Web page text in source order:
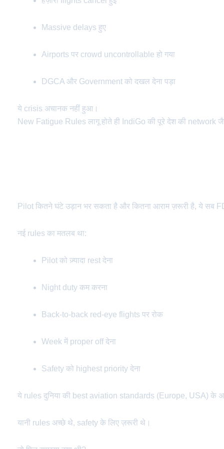
Massive delays हुए
Airports पर crowd uncontrollable हो गया
DGCA और Government को दखल देना पड़ा
ये crisis अचानक नहीं हुआ।
New Fatigue Rules लागू होते ही IndiGo की पूरे देश की network
Pilot कितने घंटे उड़ान भर सकता है और कितना आराम ज़रूरी है, ये सब
नई rules का मतलब था:
Pilot को ज़्यादा rest देना
Night duty कम करना
Back-to-back red-eye flights पर रोक
Week में proper off देना
Safety को highest priority देना
ये rules दुनिया की best aviation standards (Europe, USA) के
यानी rules अच्छे थे, safety के लिए ज़रूरी थे।